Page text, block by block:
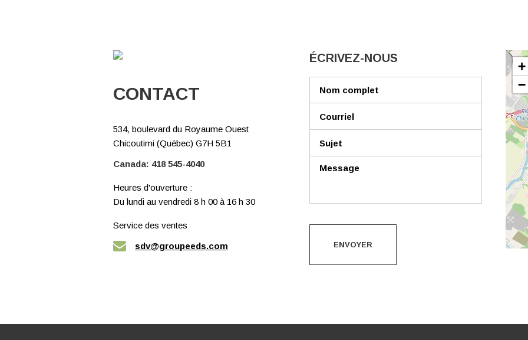
CONTACT
534, boulevard du Royaume Ouest
Chicoutimi (Québec) G7H 5B1
Canada: 418 545-4040
Heures d'ouverture :
Du lundi au vendredi 8 h 00 à 16 h 30
Service des ventes
sdv@groupeeds.com
ÉCRIVEZ-NOUS
ENVOYER
+
−